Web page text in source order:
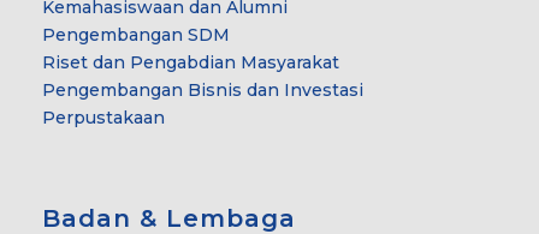
Kemahasiswaan dan Alumni
Pengembangan SDM
Riset dan Pengabdian Masyarakat
Pengembangan Bisnis dan Investasi
Perpustakaan
Badan & Lembaga